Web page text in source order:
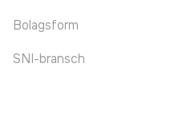
Bolagsform
SNI-bransch